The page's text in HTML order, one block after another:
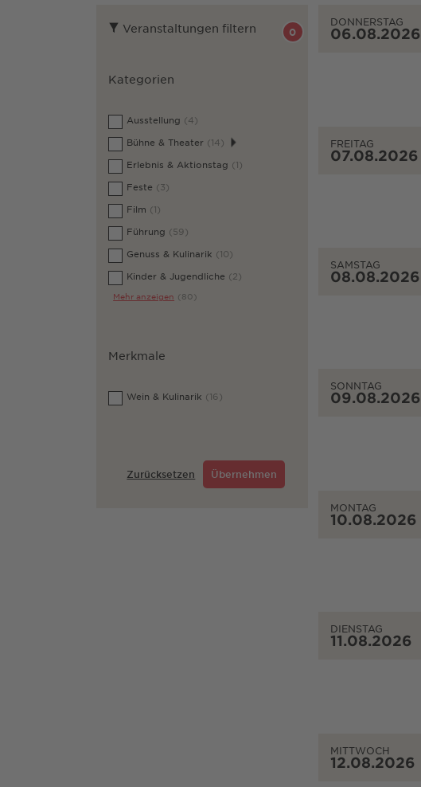
Veranstaltungen filtern 0
Kategorien
Ausstellung (4)
Bühne & Theater (14)
Erlebnis & Aktionstag (1)
Feste (3)
Film (1)
Führung (59)
Genuss & Kulinarik (10)
Kinder & Jugendliche (2)
Mehr anzeigen (80)
Merkmale
Wein & Kulinarik (16)
Zurücksetzen Übernehmen
DONNERSTAG
06.08.2026
FREITAG
07.08.2026
SAMSTAG
08.08.2026
SONNTAG
09.08.2026
MONTAG
10.08.2026
DIENSTAG
11.08.2026
MITTWOCH
12.08.2026